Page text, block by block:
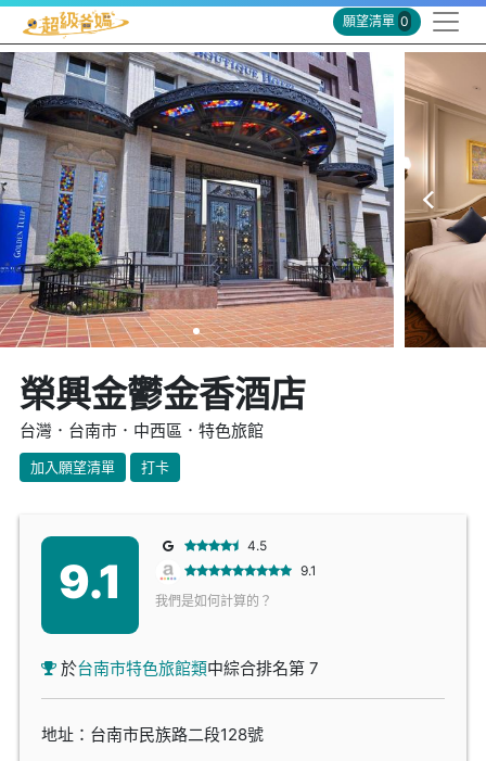
願望清單 0
榮興金鬱金香酒店
台灣．台南市．中西區．特色旅館
加入願望清單 打卡
9.1
4.5
9.1
我們是如何計算的？
於台南市特色旅館類中綜合排名第 7
地址：台南市民族路二段128號